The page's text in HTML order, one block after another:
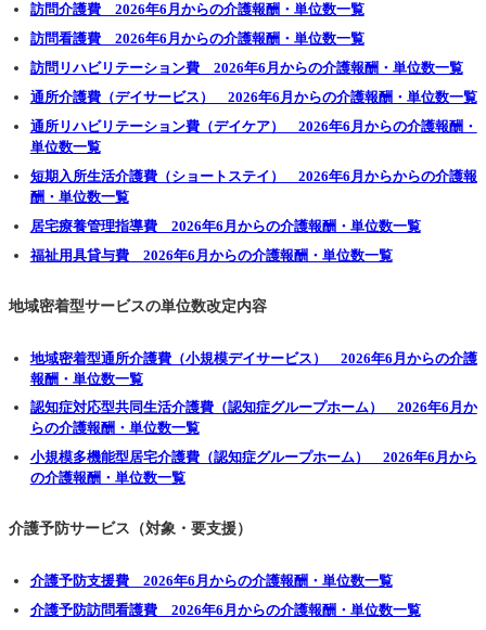
訪問介護費 2026年6月からの介護報酬・単位数一覧
訪問看護費 2026年6月からの介護報酬・単位数一覧
訪問リハビリテーション費 2026年6月からの介護報酬・単位数一覧
通所介護費（デイサービス） 2026年6月からの介護報酬・単位数一覧
通所リハビリテーション費（デイケア） 2026年6月からの介護報酬・
単位数一覧
短期入所生活介護費（ショートステイ） 2026年6月からからの介護報
酬・単位数一覧
居宅療養管理指導費 2026年6月からの介護報酬・単位数一覧
福祉用具貸与費 2026年6月からの介護報酬・単位数一覧
地域密着型サービスの単位数改定内容
地域密着型通所介護費（小規模デイサービス） 2026年6月からの介護
報酬・単位数一覧
認知症対応型共同生活介護費（認知症グループホーム） 2026年6月か
らの介護報酬・単位数一覧
小規模多機能型居宅介護費（認知症グループホーム） 2026年6月から
の介護報酬・単位数一覧
介護予防サービス（対象・要支援）
介護予防支援費 2026年6月からの介護報酬・単位数一覧
介護予防訪問看護費 2026年6月からの介護報酬・単位数一覧